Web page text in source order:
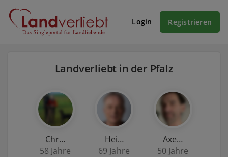
Login Registrieren
Landverliebt in der Pfalz
Chr…
58 Jahre
Hei…
69 Jahre
Axe…
50 Jahre